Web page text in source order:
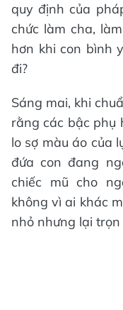
quy định của
chức làm cha,
hơn khi con bình
đi?
Sáng mai, khi
rằng các bậc phụ
lo sợ màu áo của
đứa con đang
chiếc mũ cho
không vì ai khác
nhỏ nhưng lại